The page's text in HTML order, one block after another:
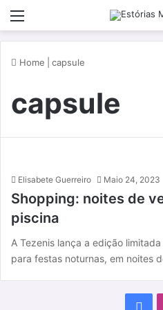
Home capsule
capsule
Elisabete Guerreiro Maio 24, 2023
Shopping: noites de
piscina
A Tezenis lança a edição
para festas noturnas, em noites